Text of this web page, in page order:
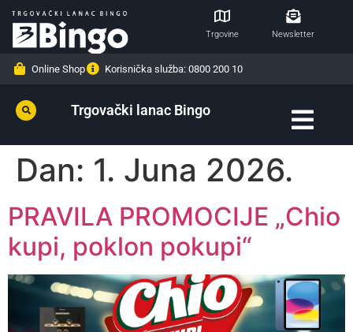
Trgovine Newsletter
Online Shop Korisnička služba: 0800 200 10
Trgovački lanac Bingo
Dan: 1. Juna 2026.
PRAVILA PROMOCIJE „Chio
kupi, poklon pokupi“